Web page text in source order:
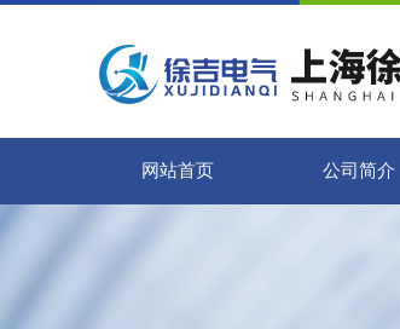
网站首页 公司简介